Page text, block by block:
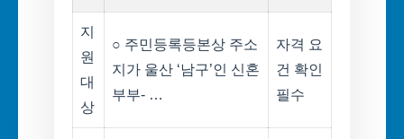
지
원
대
상
○ 주민등록등본상 주소
지가 울산 ‘남구’인 신혼
부부- …
자격 요
건 확인
필수